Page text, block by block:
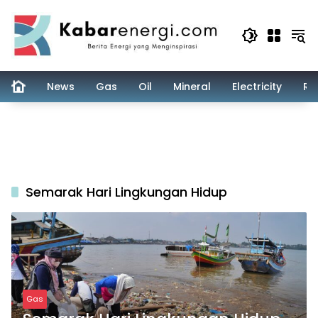
content
News Gas Oil Mineral Electricity
Semarak Hari Lingkungan Hidup
Gas